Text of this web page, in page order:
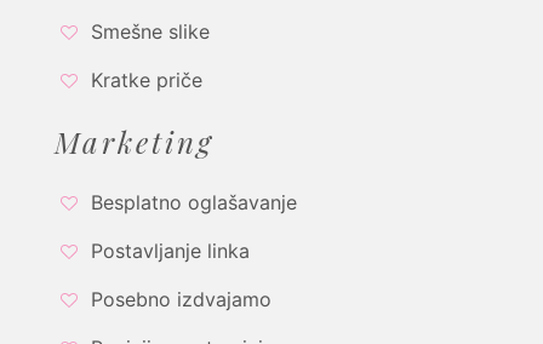
Smešne slike
Kratke priče
Marketing
Besplatno oglašavanje
Postavljanje linka
Posebno izdvajamo